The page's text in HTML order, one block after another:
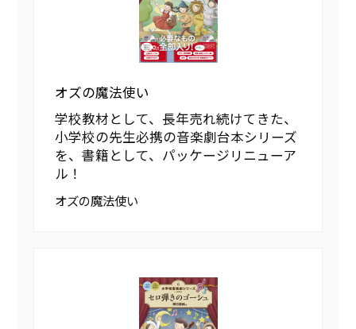
オズの魔法使い
学校教材として、長年売れ続けてきた、
小学校の先生必携の音楽劇台本シリーズ
を、書籍として、パッケージリニューア
ル！
オズの魔法使い